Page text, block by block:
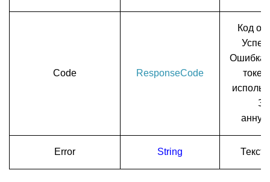
Code ResponseCode
Код
Ошибка,
Error String Текст